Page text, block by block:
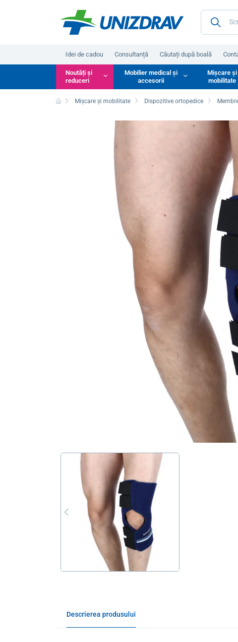
Idei de cadou Consultanță Căutați după boală
Noutăți și
reduceri
Mobilier medical și
accesorii
Mișcare și
mobilitate
Mișcare și mobilitate Dispozitive ortopedice
Descrierea produsului